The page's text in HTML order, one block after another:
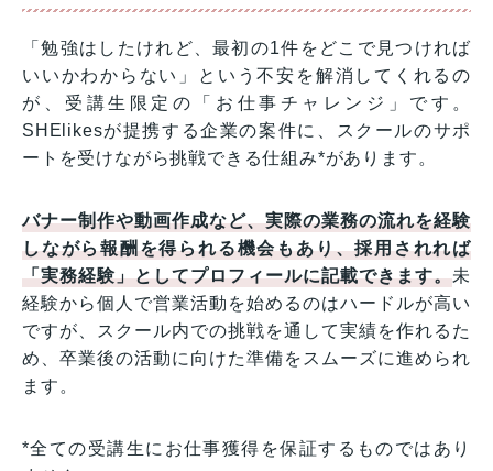
「勉強はしたけれど、最初の1件をどこで見つければ
いいかわからない」という不安を解消してくれるの
が、受講生限定の「お仕事チャレンジ」です。
SHElikesが提携する企業の案件に、スクールのサポ
ートを受けながら挑戦できる仕組み*があります。
バナー制作や動画作成など、実際の業務の流れを経験
しながら報酬を得られる機会もあり、採用されれば
「実務経験」としてプロフィールに記載できます。未
経験から個人で営業活動を始めるのはハードルが高い
ですが、スクール内での挑戦を通して実績を作れるた
め、卒業後の活動に向けた準備をスムーズに進められ
ます。
*全ての受講生にお仕事獲得を保証するものではあり